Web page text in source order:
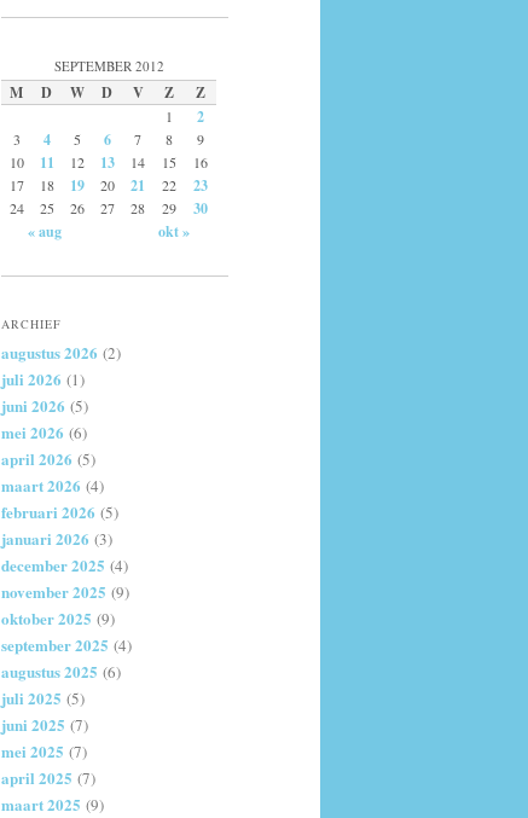
SEPTEMBER 2012
M D W D V Z Z
1 2
3 4 5 6 7 8
9
10
11 12 13 14 15
16
17
18 19 20 21 22 23
24 25 26 27 28 29
30
« aug
okt »
ARCHIEF
augustus 2026 (2)
juli 2026 (1)
juni 2026 (5)
mei 2026 (6)
april 2026 (5)
maart 2026 (4)
februari 2026 (5)
januari 2026 (3)
december 2025 (4)
november 2025 (9)
oktober 2025 (9)
september 2025 (4)
augustus 2025 (6)
juli 2025 (5)
juni 2025 (7)
mei 2025 (7)
april 2025 (7)
maart 2025 (9)